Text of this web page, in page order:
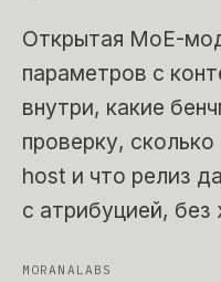
Открытая MoE-
параметров с
внутри, какие
проверку,
host и что релиз
с атрибуцией, без
MORANALABS